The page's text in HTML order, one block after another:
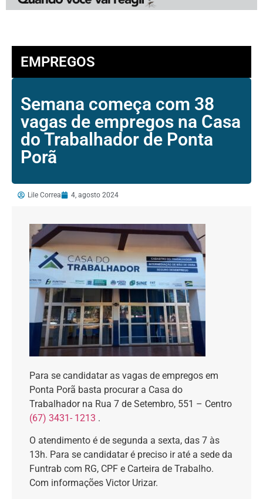
EMPREGOS
Semana começa com 38
vagas de empregos na Casa
do Trabalhador de Ponta
Porã
Lile Correa 4, agosto 2024
Para se candidatar as vagas de empregos em
Ponta Porã basta procurar a Casa do
Trabalhador na Rua 7 de Setembro, 551 – Centro
(67) 3431- 1213 .
O atendimento é de segunda a sexta, das 7 às
13h. Para se candidatar é preciso ir até a sede da
Funtrab com RG, CPF e Carteira de Trabalho.
Com informações Victor Urizar.